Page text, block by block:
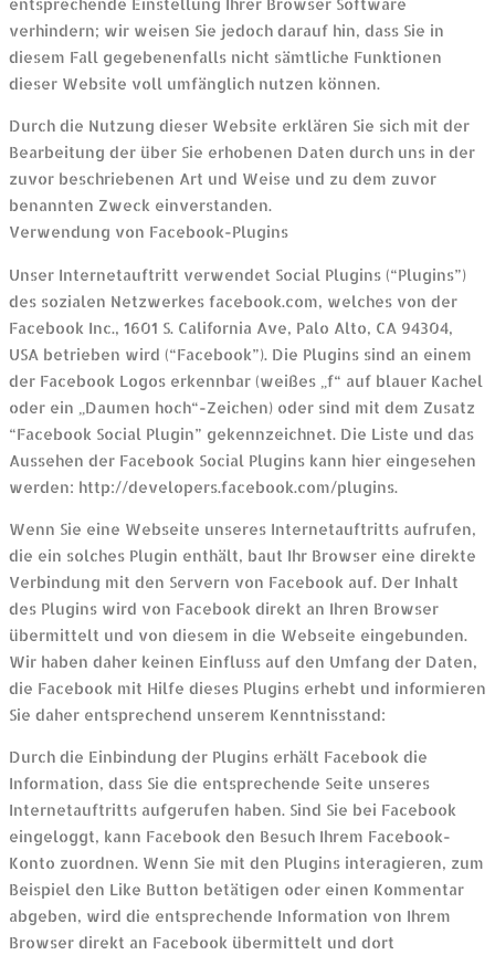
verhindern; wir weisen Sie jedoch darauf hin, dass Sie in
diesem Fall gegebenenfalls nicht sämtliche Funktionen
dieser Website voll umfänglich nutzen können.
Durch die Nutzung dieser Website erklären Sie sich mit der
Bearbeitung der über Sie erhobenen Daten durch uns in der
zuvor beschriebenen Art und Weise und zu dem zuvor
benannten Zweck einverstanden.
Verwendung von Facebook-Plugins
Unser Internetauftritt verwendet Social Plugins (“Plugins”)
des sozialen Netzwerkes facebook.com, welches von der
Facebook Inc., 1601 S. California Ave, Palo Alto, CA 94304,
USA betrieben wird (“Facebook”). Die Plugins sind an einem
der Facebook Logos erkennbar (weißes „f“ auf blauer Kachel
oder ein „Daumen hoch“-Zeichen) oder sind mit dem Zusatz
“Facebook Social Plugin” gekennzeichnet. Die Liste und das
Aussehen der Facebook Social Plugins kann hier eingesehen
werden: http://developers.facebook.com/plugins.
Wenn Sie eine Webseite unseres Internetauftritts aufrufen,
die ein solches Plugin enthält, baut Ihr Browser eine direkte
Verbindung mit den Servern von Facebook auf. Der Inhalt
des Plugins wird von Facebook direkt an Ihren Browser
übermittelt und von diesem in die Webseite eingebunden.
Wir haben daher keinen Einfluss auf den Umfang der Daten,
die Facebook mit Hilfe dieses Plugins erhebt und informieren
Sie daher entsprechend unserem Kenntnisstand:
Durch die Einbindung der Plugins erhält Facebook die
Information, dass Sie die entsprechende Seite unseres
Internetauftritts aufgerufen haben. Sind Sie bei Facebook
eingeloggt, kann Facebook den Besuch Ihrem Facebook-
Konto zuordnen. Wenn Sie mit den Plugins interagieren, zum
Beispiel den Like Button betätigen oder einen Kommentar
abgeben, wird die entsprechende Information von Ihrem
Browser direkt an Facebook übermittelt und dort